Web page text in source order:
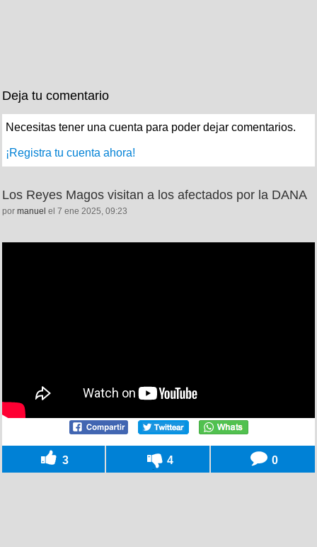
Deja tu comentario
Necesitas tener una cuenta para poder dejar comentarios.
¡Registra tu cuenta ahora!
Los Reyes Magos visitan a los afectados por la DANA
por manuel el 7 ene 2025, 09:23
3 4 0